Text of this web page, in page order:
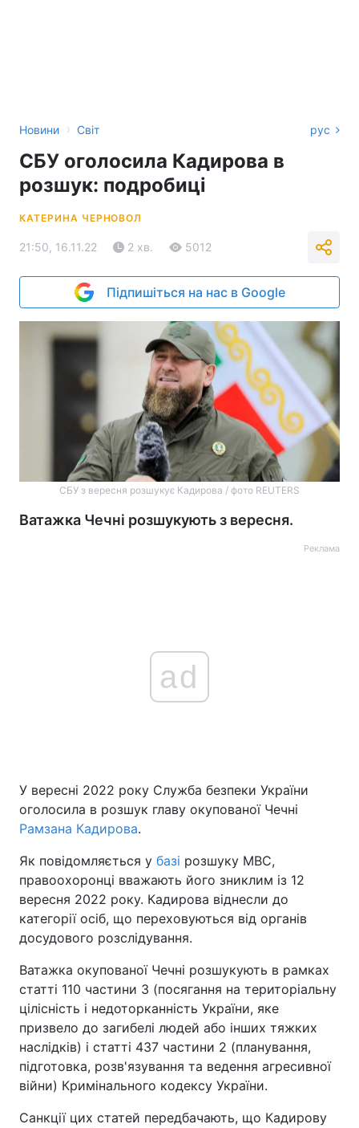
Новини › Світ рус
СБУ оголосила Кадирова в
розшук: подробиці
КАТЕРИНА ЧЕРНОВОЛ
21:50, 16.11.22 2 хв. 5012
Підпишіться на нас в Google
СБУ з вересня розшукує Кадирова / фото REUTERS
Ватажка Чечні розшукують з вересня.
Реклама
ad
У вересні 2022 року Служба безпеки України
оголосила в розшук главу окупованої Чечні
Рамзана Кадирова.
Як повідомляється у базі розшуку МВС,
правоохоронці вважають його зниклим із 12
вересня 2022 року. Кадирова віднесли до
категорії осіб, що переховуються від органів
досудового розслідування.
Ватажка окупованої Чечні розшукують в рамках
статті 110 частини 3 (посягання на територіальну
цілісність і недоторканність України, яке
призвело до загибелі людей або інших тяжких
наслідків) і статті 437 частини 2 (планування,
підготовка, розв'язування та ведення агресивної
війни) Кримінального кодексу України.
Санкції цих статей передбачають, що Кадирову